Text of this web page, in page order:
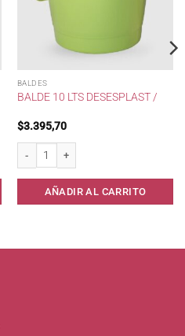
BALDES
BALDE 10 LTS DESESPLAST /
$3.395,70
Balde 10 lts Desesplast / cantidad
AÑADIR AL CARRITO